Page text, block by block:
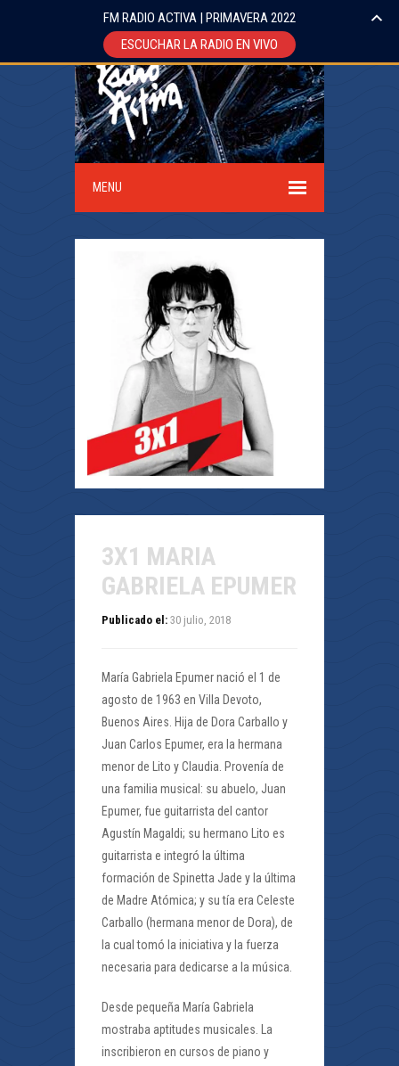
MENU
3X1 MARIA
GABRIELA EPUMER
Publicado el: 30 julio, 2018
María Gabriela Epumer nació el 1 de
agosto de 1963 en Villa Devoto,
Buenos Aires. Hija de Dora Carballo y
Juan Carlos Epumer, era la hermana
menor de Lito y Claudia. Provenía de
una familia musical: su abuelo, Juan
Epumer, fue guitarrista del cantor
Agustín Magaldi; su hermano Lito es
guitarrista e integró la última
formación de Spinetta Jade y la última
de Madre Atómica; y su tía era Celeste
Carballo (hermana menor de Dora), de
la cual tomó la iniciativa y la fuerza
necesaria para dedicarse a la música.
Desde pequeña María Gabriela
mostraba aptitudes musicales. La
inscribieron en cursos de piano y
FM RADIO ACTIVA | PRIMAVERA 2022
ESCUCHAR LA RADIO EN VIVO